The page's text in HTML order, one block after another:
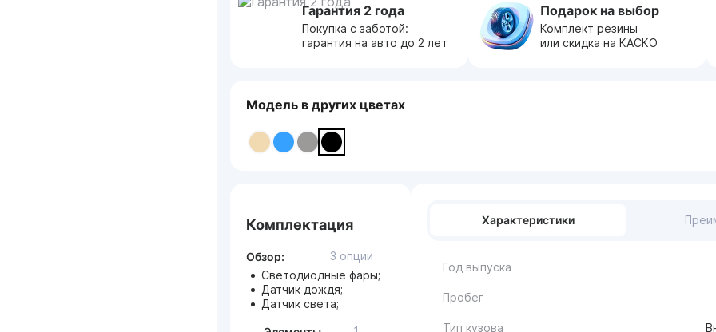
Гарантия 2 года
Покупка с заботой:
гарантия на авто до 2 лет
Подарок на выбор
Комплект резины
или скидка на КАСКО
Модель в других цветах
Комплектация
Обзор:
3 опции
Светодиодные фары;
Датчик дождя;
Датчик света;
Характеристики
Год выпуска
Пробег
Тип кузова